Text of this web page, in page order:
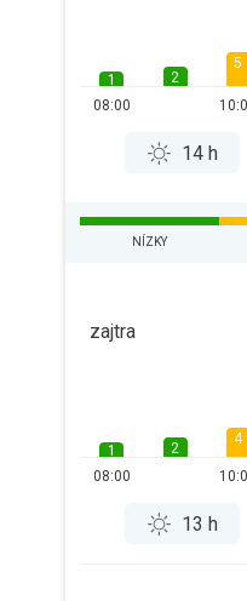
1
08:00
2
5
14 h
NÍZKY
zajtra
1
08:00
2
4
13 h